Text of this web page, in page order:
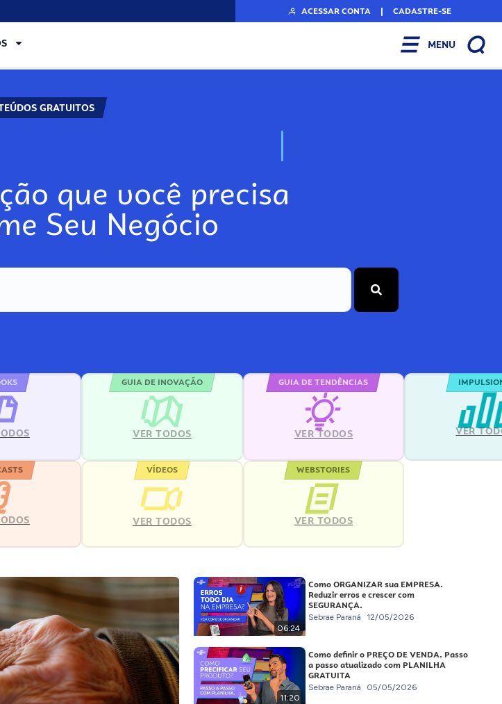
ACESSAR CONTA | CADASTRE-SE
MENU
GRATUITOS
N
que você precisa
Seu Negócio
GUIA DE INOVAÇÃO
VER TODOS
GUIA DE TENDÊNCIAS
VER TODOS VER
VÍDEOS
VER TODOS
WEBSTORIES
VER TODOS
06:24
Como ORGANIZAR sua EMPRESA.
Reduzir erros e crescer com
SEGURANÇA.
Sebrae Paraná 12/05/2026
11:20
Como definir o PREÇO DE VENDA. Passo
a passo atualizado com PLANILHA
GRATUITA
Sebrae Paraná 05/05/2026